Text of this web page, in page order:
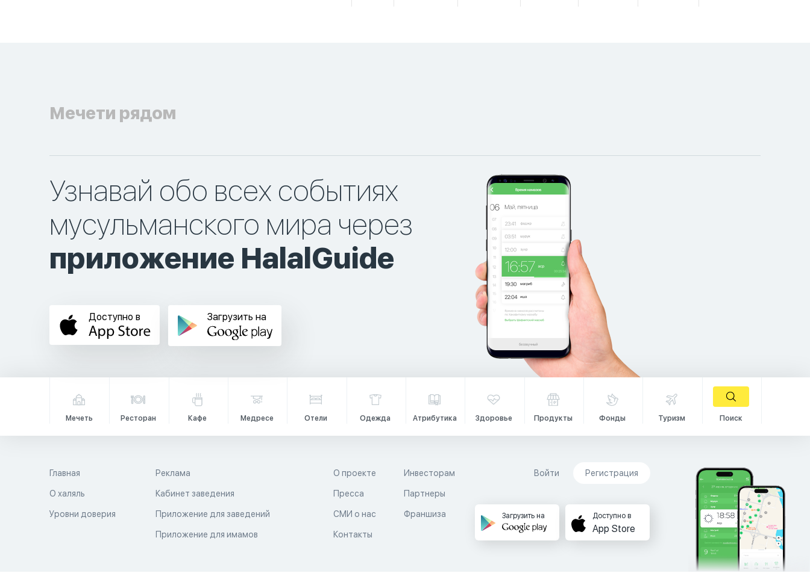
Мечети рядом
Узнавай обо всех событиях
мусульманского мира через
приложение HalalGuide
Доступно в Загрузить на
Мечеть Ресторан Кафе Медресе Отели Одежда Атрибутика Здоровье Продукты Фонды Туризм Поиск
Главная
О халяль
Уровни доверия
Реклама
Кабинет заведения
Приложение для заведений
Приложение для имамов
О проекте
Пресса
СМИ о нас
Контакты
Инвесторам
Партнеры
Франшиза
Войти Регистрация
Загрузить на Доступно в
App Store